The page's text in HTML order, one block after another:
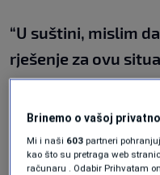
“U suštini, mislim
rješenje za ovu
javnost da se nešto
zaimović.
“To je fantomska
Brinemo o vašoj
Mi i naši 603 partneri
kao što su pretraga web
računaru . Odabir Prihvatam